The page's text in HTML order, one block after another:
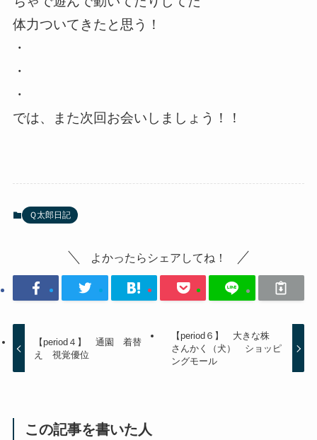
体力ついてきたと思う！
・
・
・
では、また次回お会いしましょう！！
Ｑ太郎日記
よかったらシェアしてね！
【period４】 通園 着替
え 視覚優位
【period６】 大きな株
さんかく（犬） ショッピ
ングモール
この記事を書いた人